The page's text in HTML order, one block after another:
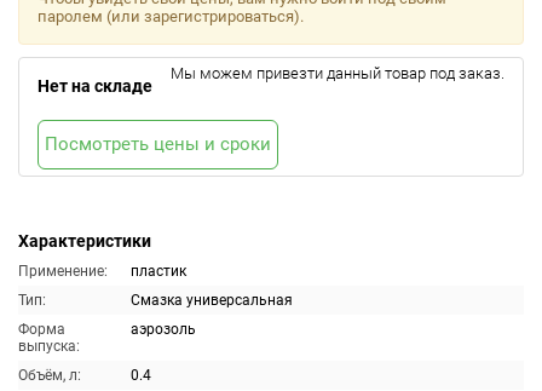
Характеристики
Применение:
пластик
Тип:
Смазка универсальная
Форма
выпуска:
аэрозоль
Объём, л:
0.4
паролем (или зарегистрироваться).
Нет на складе
Мы можем привезти данный товар под заказ.
Посмотреть цены и сроки